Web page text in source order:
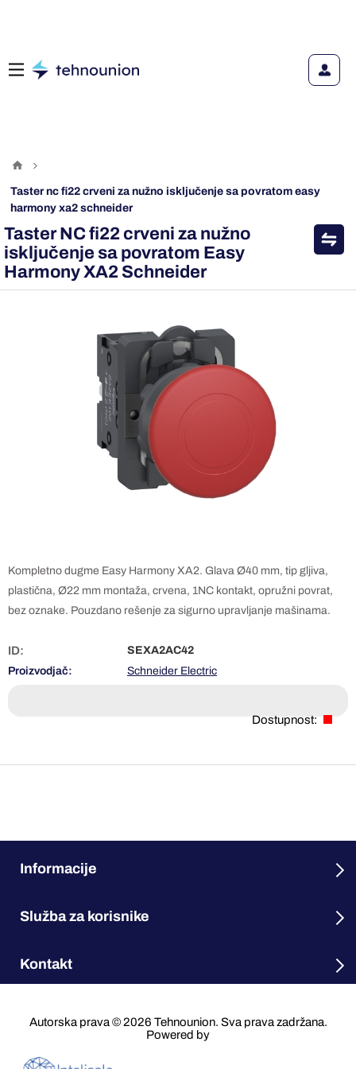
taster nc fi22 crveni za nužno isključenje sa povratom easy
harmony xa2 schneider
Taster NC fi22 crveni za nužno
isključenje sa povratom Easy
Harmony XA2 Schneider
Kompletno dugme Easy Harmony XA2. Glava Ø40 mm, tip gljiva,
plastična, Ø22 mm montaža, crvena, 1NC kontakt, opružni povrat,
bez oznake. Pouzdano rešenje za sigurno upravljanje mašinama.
ID:
SEXA2AC42
Proizvodjač:
Schneider Electric
Dostupnost:
Informacije
Služba za korisnike
Kontakt
Autorska prava © 2026 Tehnounion. Sva prava zadržana.
Powered by